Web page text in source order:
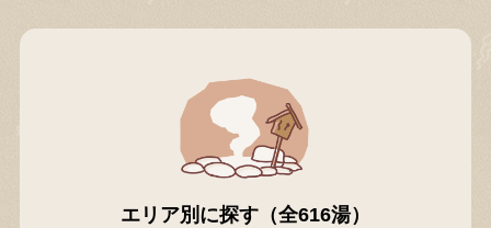
エリア別に探す（全616湯）